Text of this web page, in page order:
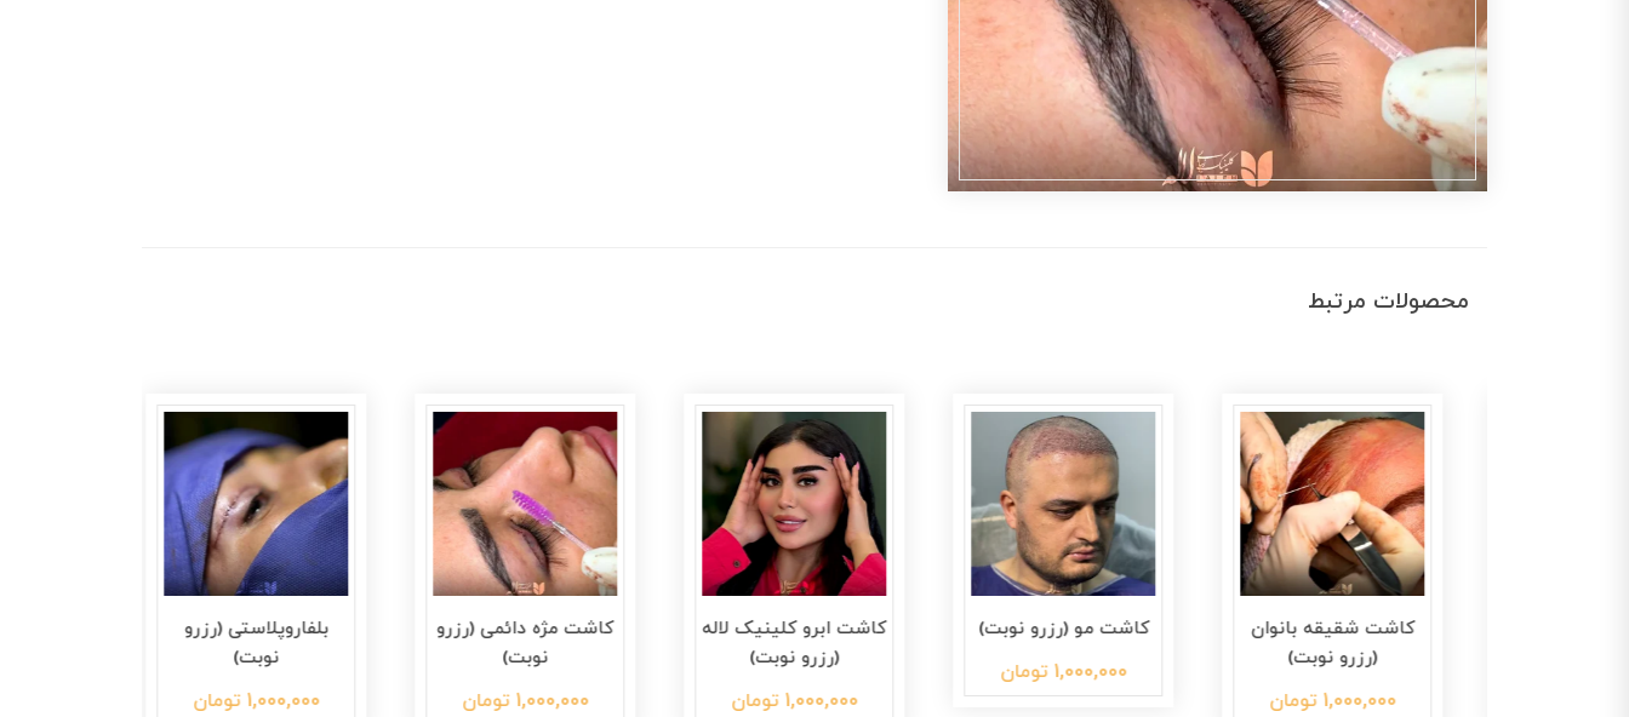
محصولات مرتبط
کاشت شقیقه بانوان
(رزرو نوبت)
1,000,000 تومان
کاشت مو (رزرو نوبت)
1,000,000 تومان
کاشت ابرو کلینیک لاله
(رزرو نوبت)
1,000,000 تومان
کاشت مژه دائمی (رزرو
نوبت)
1,000,000 تومان
بلفاروپلاستی (رزرو
نوبت)
1,000,000 تومان